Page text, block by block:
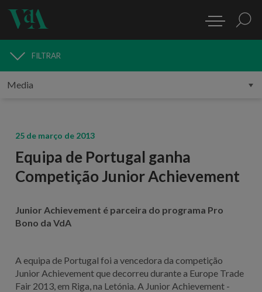
MEDIA
FILTRAR
25 de março de 2013
Equipa de Portugal ganha
Competição Junior Achievement
Junior Achievement é parceira do programa Pro
Bono da VdA
A equipa de Portugal foi a vencedora da competição
Junior Achievement que decorreu durante a Europe Trade
Fair 2013, em Riga, na Letónia. A Junior Achievement -